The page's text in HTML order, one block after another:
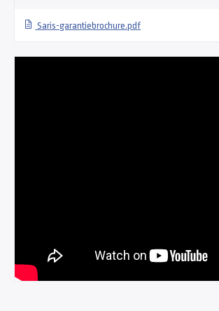
Saris-garantiebrochure.pdf